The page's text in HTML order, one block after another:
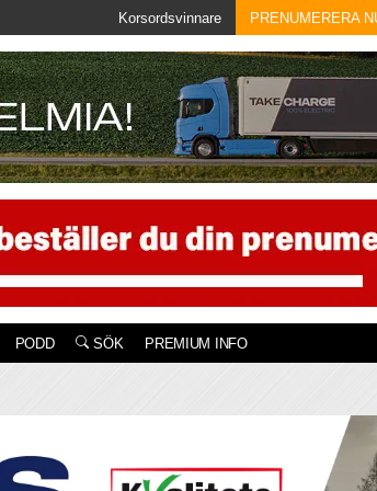
Korsordsvinnare PRENUMERERA
PODD SÖK PREMIUM INFO